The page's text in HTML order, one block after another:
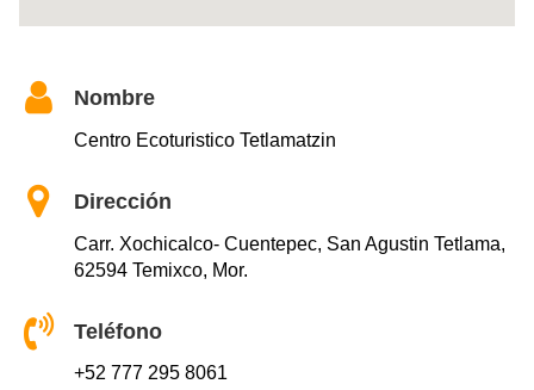
Nombre
Centro Ecoturistico Tetlamatzin
Dirección
Carr. Xochicalco- Cuentepec, San Agustin Tetlama,
62594 Temixco, Mor.
Teléfono
+52 777 295 8061